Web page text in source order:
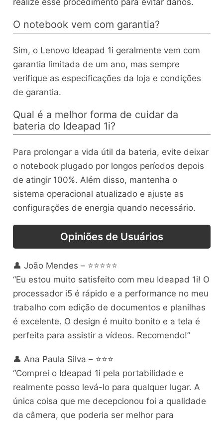
O notebook vem com garantia?
Sim, o Lenovo Ideapad 1i geralmente vem com
garantia limitada de um ano, mas sempre
verifique as especificações da loja e condições
de garantia.
Qual é a melhor forma de cuidar da
bateria do Ideapad 1i?
Para prolongar a vida útil da bateria, evite deixar
o notebook plugado por longos períodos depois
de atingir 100%. Além disso, mantenha o
sistema operacional atualizado e ajuste as
configurações de energia quando necessário.
Opiniões de Usuários
👤 João Mendes – ⭐⭐⭐⭐⭐
“Eu estou muito satisfeito com meu Ideapad 1i! O
processador i5 é rápido e a performance no meu
trabalho com edição de documentos e planilhas
é excelente. O design é muito bonito e a tela é
perfeita para assistir a vídeos. Recomendo!”
👤 Ana Paula Silva – ⭐⭐⭐
“Comprei o Ideapad 1i pela portabilidade e
realmente posso levá-lo para qualquer lugar. A
única coisa que me decepcionou foi a qualidade
da câmera, que poderia ser melhor para